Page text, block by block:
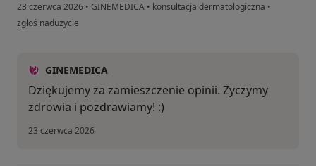
23 czerwca 2026 • GINEMEDICA • konsultacja dermatologiczna •
w opinii użytkownika Darya
zgłoś nadużycie
GINEMEDICA
Dziękujemy za zamieszczenie opinii. Życzymy
zdrowia i pozdrawiamy! :)
23 czerwca 2026